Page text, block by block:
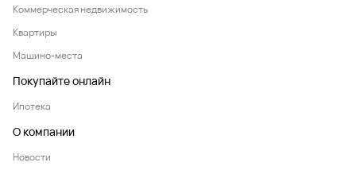
Коммерческая недвижимость
Квартиры
Машино-места
Покупайте онлайн
Ипотека
О компании
Новости